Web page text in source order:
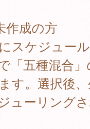
作成の方
スケジュー
「五種混合
す。選択後
ューリング